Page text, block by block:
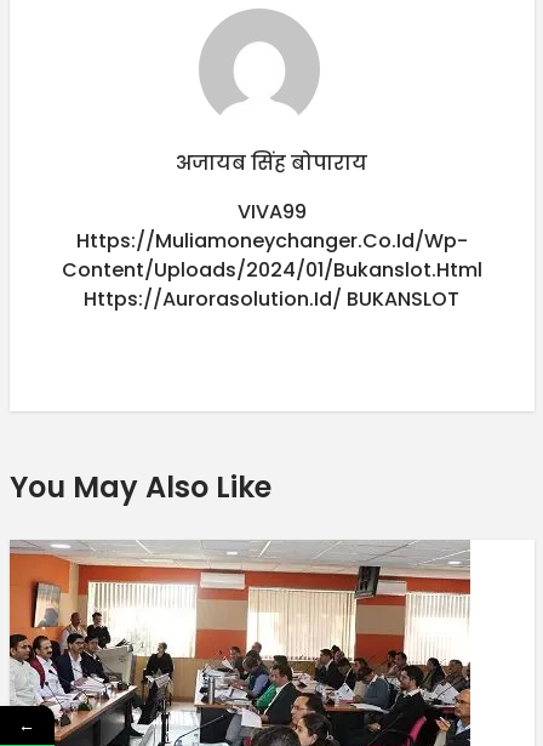
अजायब सिंह बोपाराय
VIVA99
Https://muliamoneychanger.co.id/wp-
Content/uploads/2024/01/bukanslot.html
Https://aurorasolution.id/ BUKANSLOT
You May Also Like
←